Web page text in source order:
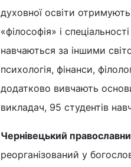
духов­ної освіти
«філософія» і
навчаються за іншими
психологія, фінанси,
додатково вивчають
викладач, 95 студентів
Чернівецький
реорганізований у